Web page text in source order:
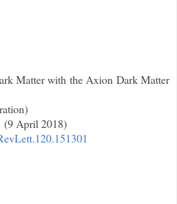
Matter with the Axion Dark Matter
(9 April 2018)